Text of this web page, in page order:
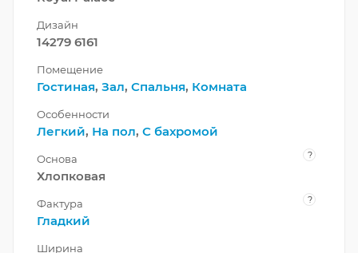
Дизайн
14279 6161
Помещение
Гостиная, Зал, Спальня, Комната
Особенности
Легкий, На пол, С бахромой
Основа ?
Хлопковая
Фактура ?
Гладкий
Ширина